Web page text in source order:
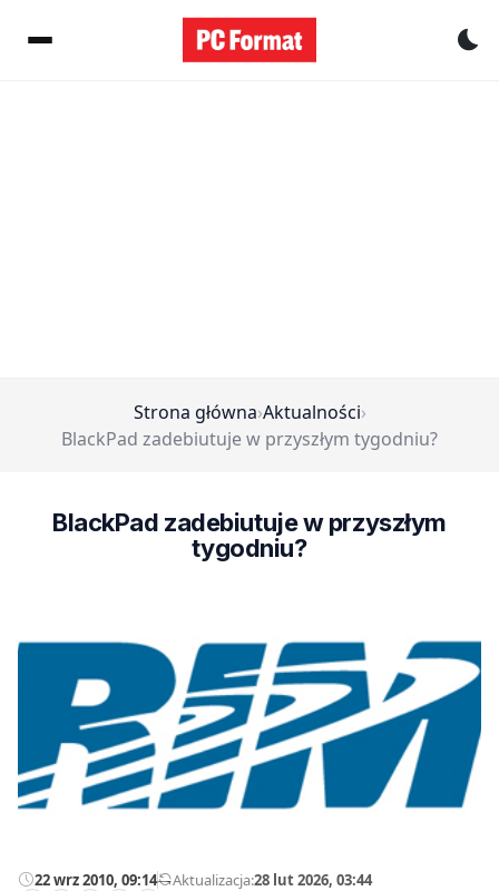
Strona główna›Aktualności›
BlackPad zadebiutuje w przyszłym tygodniu?
BlackPad zadebiutuje w przyszłym
tygodniu?
22 wrz 2010, 09:14—Aktualizacja:28 lut 2026, 03:44